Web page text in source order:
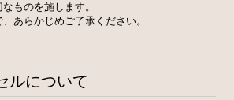
ものを施します。
あらかじめご了承ください。
ルについて